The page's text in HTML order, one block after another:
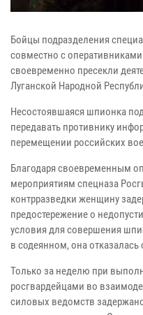
Бойцы подразделения
совместно с
своевременно пресекли
Луганской Народной
Несостоявшаяся шпионка
передавать противнику
перемещении российских
Благодаря своевременным
мероприятиям спецназа
контрразведки женщину
предостережение о
условия для совершения
в содеянном, она
Только за неделю при
росгвардейцами во
силовых ведомств